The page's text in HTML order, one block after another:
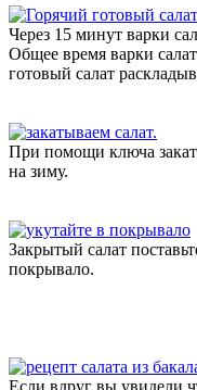
Через 15 минут варки
Общее время варки
готовый салат
При помощи ключа
на зиму.
Закрытый салат
покрывало.
Если вдруг вы увидели